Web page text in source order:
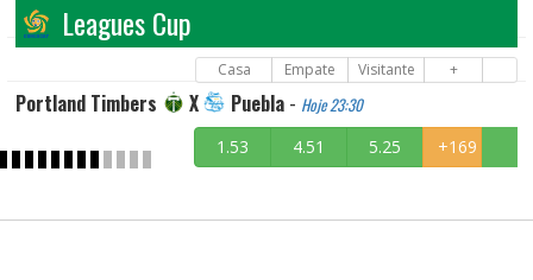
Leagues Cup
Casa Empate Visitante +
Portland Timbers X Puebla - Hoje 23:30
1.53 4.51 5.25 +169